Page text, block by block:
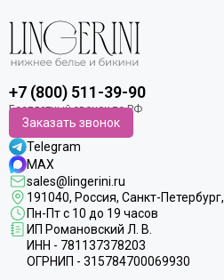
+7 (800) 511-39-90
Заказать звонок
Telegram
MAX
sales@lingerini.ru
191040, Россия, Санкт-Петербург,
Пн-Пт с 10 до 19 часов
ИП Романовский Л. В.
ИНН - 781137378203
ОГРНИП - 315784700069930